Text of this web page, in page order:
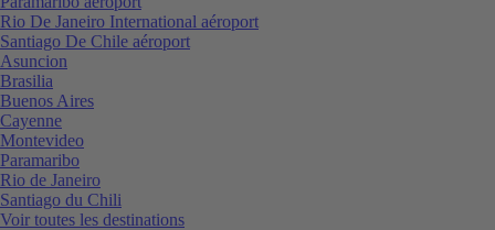
Rio De Janeiro International aéroport
Santiago De Chile aéroport
Asuncion
Brasilia
Buenos Aires
Cayenne
Montevideo
Paramaribo
Rio de Janeiro
Santiago du Chili
Voir toutes les destinations